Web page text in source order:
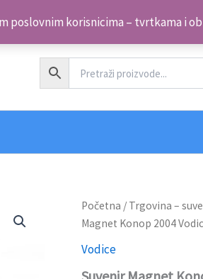
poslovnim korisnicima – tvrtkama i
Početna / Trgovina –
Magnet Konop 2004
Vodice